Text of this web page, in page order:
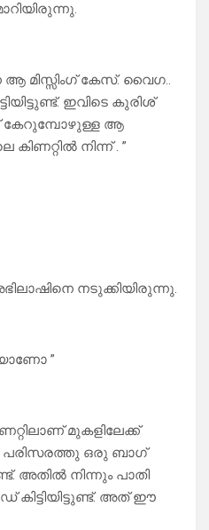
ആ മിസ്സിംഗ്‌ കേസ്. വൈഗ..
ഇവിടെ കുരിശ്
കേറുമ്പോഴുള്ള ആ
കിണറ്റിൽ നിന്ന് . ”
നടുക്കിയിരുന്നു.
”
മുകളിലേക്ക്
പരിസരത്തു ഒരു ബാഗ്
അതിൽ നിന്നും പാതി
അത് ഈ